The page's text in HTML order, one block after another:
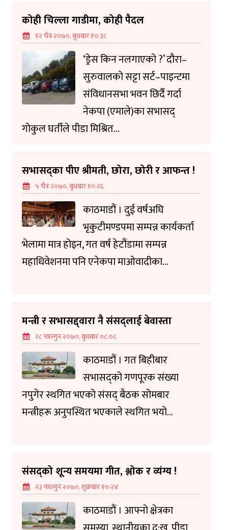
कोही चिल्ला गाडीमा, कोही पैदल
१२ चैत्र २०७०, बुधबार १०:३८
‘ड्रेस किन नलगाएको ?’ दौरा–
सुरुवालको सट्टा सर्ट–पाइन्टमा
संविधानसभा भवन छिर्दै गर्दा
नेकपा (एमाले)का सभासद्
गोकुल घर्तीले पीडा मिश्रित...
सभासद्का पीए श्रीमती, छोरा, छोरी र आफन्त !
५ चैत्र २०७०, बुधबार १०:२६
काठमाडौं । दुई वर्षअघि
भृकुटीमण्डपमा सम्पन्न कार्यकर्ता
भेलामा मात्र होइन, गत वर्ष हेटौंडामा सम्पन्न
महाधिवेशनमा पनि एनेकपा माओवादीका...
मन्त्री र सभासद्द्वारा नै संसद्लाई बेवास्ता
२८ फाल्गुन २०७०, बुधबार ०८:०८
काठमाडौं । गत बिहीबार
सभासद्को गणपूरक संख्या
नपुगेर स्थगित भएको संसद् बैठक सोमबार
मन्त्रीहरू अनुपस्थित भएकाले स्थगित भयो...
संसद्को शून्य समयमा गीत, श्लोक र व्यंग्य !
२३ फाल्गुन २०७०, शुक्रबार १०:२४
काठमाडौं । आफ्नो क्षेत्रका